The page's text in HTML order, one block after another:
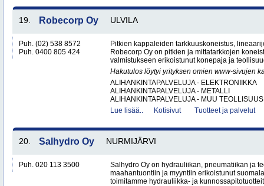
19. Robecorp Oy ULVILA
Puh. (02) 538 8572
Puh. 0400 805 424
Pitkien kappaleiden tarkkuuskoneistus,
Robecorp Oy on pitkien ja mittatarkkojen
valmistukseen erikoistunut konepaja ja
Hakutulos löytyi yrityksen omien www-sivujen
ALIHANKINTAPALVELUJA - ELEKTRONIIKKA
ALIHANKINTAPALVELUJA - METALLI
ALIHANKINTAPALVELUJA - MUU
Lue lisää..
Kotisivut Tuotteet ja palvelut
20. Salhydro Oy NURMIJÄRVI
Puh. 020 113 3500
Salhydro Oy on hydrauliikan, pneumatiikan ja
maahantuontiin ja myyntiin erikoistunut
toimitamme hydrauliikka- ja